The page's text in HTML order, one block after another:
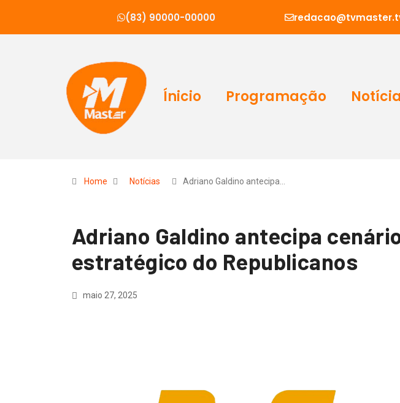
(83) 90000-00000
Ínicio Programação
Home Notícias Adriano Galdino antecipa…
Adriano Galdino antecipa
estratégico do Republicanos
maio 27, 2025